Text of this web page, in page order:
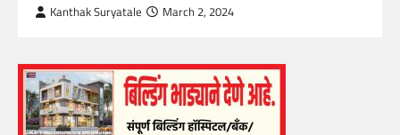
Kanthak Suryatale March 2, 2024